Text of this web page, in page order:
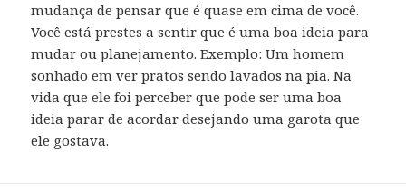
mudança de pensar que é quase em cima de você.
Você está prestes a sentir que é uma boa ideia para
mudar ou planejamento. Exemplo: Um homem
sonhado em ver pratos sendo lavados na pia. Na
vida que ele foi perceber que pode ser uma boa
ideia parar de acordar desejando uma garota que
ele gostava.